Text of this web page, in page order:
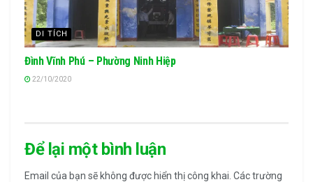
DI TÍCH
Đình Vĩnh Phú – Phường Ninh Hiệp
22/10/2020
Để lại một bình luận
Email của bạn sẽ không được hiển thị công khai. Các trường